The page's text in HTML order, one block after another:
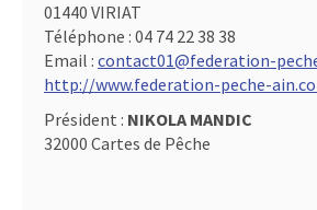
01440 VIRIAT
Téléphone : 04 74 22 38 38
Email : contact01@federation-
http://www.federation-peche-
Président : NIKOLA MANDIC
32000 Cartes de Pêche